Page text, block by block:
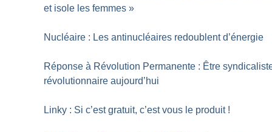
et isole les femmes »
Nucléaire : Les antinucléaires redoublent d’énergie
Réponse à Révolution Permanente : Être
révolutionnaire aujourd’hui
Linky : Si c’est gratuit, c’est vous le produit !